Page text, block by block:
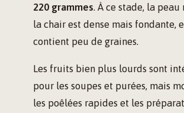
220 grammes. À ce stade, la peau
la chair est dense mais fondante,
contient peu de graines.
Les fruits bien plus lourds sont
pour les soupes et purées, mais
les poêlées rapides et les